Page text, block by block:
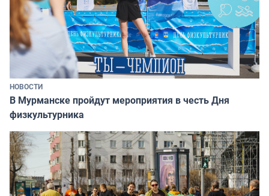
НОВОСТИ
В Мурманске пройдут мероприятия в честь Дня
физкультурника